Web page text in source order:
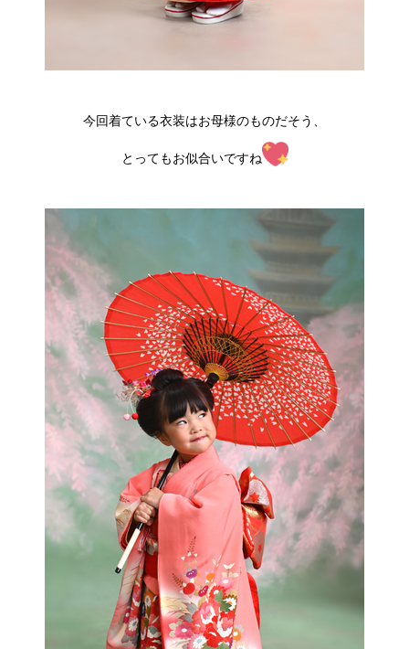
今回着ている衣装はお母様のものだそう、
とってもお似合いですね